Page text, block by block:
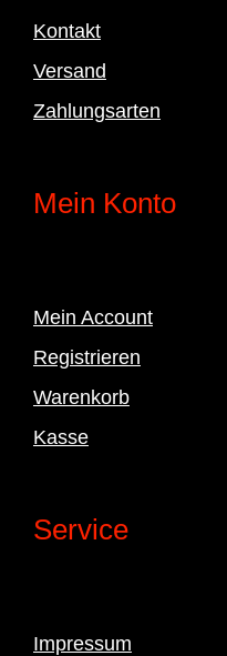
Kontakt
Versand
Zahlungsarten
Mein Konto
Mein Account
Registrieren
Warenkorb
Kasse
Service
Impressum